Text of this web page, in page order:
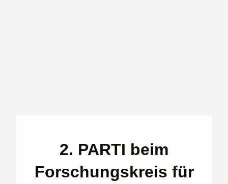
2. PARTI beim
Forschungskreis für